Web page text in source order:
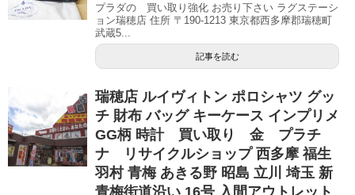
プラダの 買い取り強化 お売り下さい ラグステーシ
ョン瑞穂店 住所 〒190-1213 東京都西多摩郡瑞穂町
武蔵5...
記事を読む
瑞穂店 ルイヴィトン ポロシャツ グッ
チ 財布 バッグ キーケース インプリメ
GG柄 時計 買い取り 金 プラチ
ナ リサイクルショップ 西多摩 福生
羽村 青梅 あきる野 昭島 立川 埼玉 新
青梅街道沿い 16号 入間アウトレット